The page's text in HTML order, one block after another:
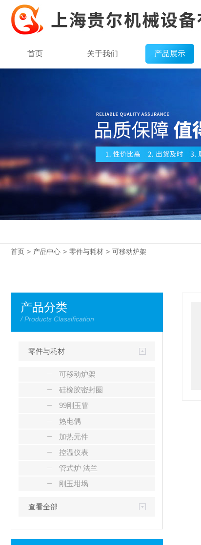
首页 关于我们 产品展示
首页 > 产品中心 > 零件与耗材 > 可移动炉架
产品分类
/ Products Classification
零件与耗材
可移动炉架
硅橡胶密封圈
99刚玉管
热电偶
加热元件
控温仪表
管式炉 法兰
刚玉坩埚
查看全部